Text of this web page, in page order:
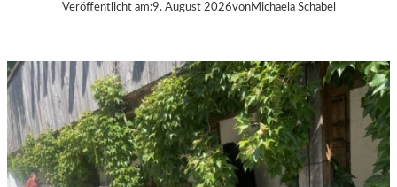
Veröffentlicht am:9. August 2026vonMichaela Schabel